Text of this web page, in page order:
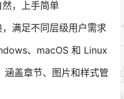
，上手简单
满足不同层级用户需求
、macOS 和 Linux
涵盖章节、图片和样式管